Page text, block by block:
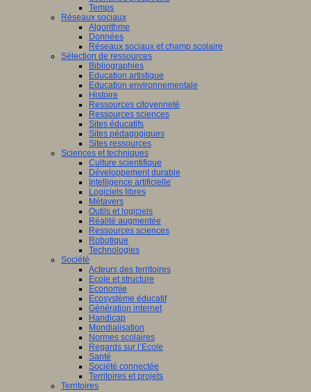
Temps
Réseaux sociaux
Algorithme
Données
Réseaux sociaux et champ scolaire
Sélection de ressources
Bibliographies
Education artistique
Education environnementale
Histoire
Ressources citoyenneté
Ressources sciences
Sites éducatifs
Sites pédagogiques
Sites ressources
Sciences et techniques
Culture scientifique
Développement durable
Intelligence artificielle
Logiciels libres
Métavers
Outils et logiciels
Réalité augmentée
Ressources sciences
Robotique
Technologies
Société
Acteurs des territoires
Ecole et structure
Economie
Ecosystème éducatif
Génération internet
Handicap
Mondialisation
Normes scolaires
Regards sur l’Ecole
Santé
Société connectée
Territoires et projets
Territoires